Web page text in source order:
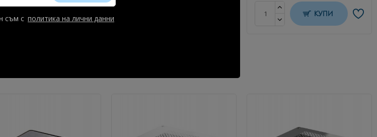
съм с политика на лични данни
КУПИ